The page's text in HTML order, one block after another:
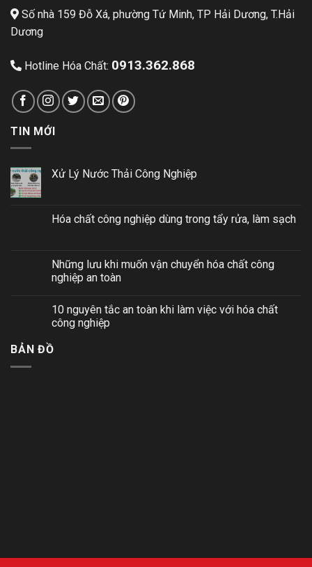
Số nhà 159 Đỗ Xá, phường Tứ Minh, TP Hải Dương, T.Hải
Dương
Hotline Hóa Chất: 0913.362.868
TIN MỚI
Xử Lý Nước Thải Công Nghiệp
Hóa chất công nghiệp dùng trong tẩy rửa, làm sạch
Những lưu khi muốn vận chuyển hóa chất công
nghiệp an toàn
10 nguyên tắc an toàn khi làm việc với hóa chất
công nghiệp
BẢN ĐỒ